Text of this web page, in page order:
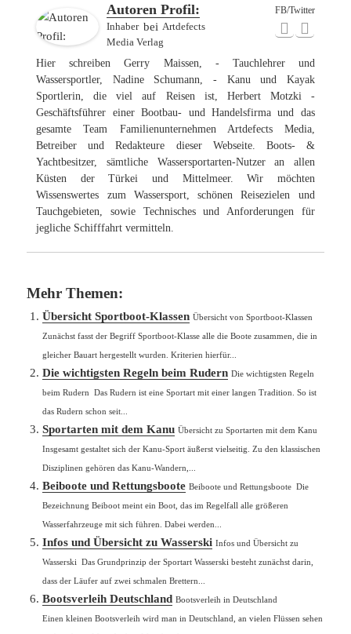
FB/Twitter
Autoren Profil:
Inhaberbei Artdefects
Media Verlag
Hier schreiben Gerry Maissen, - Tauchlehrer und
Wassersportler, Nadine Schumann, - Kanu und Kayak
Sportlerin, die viel auf Reisen ist, Herbert Motzki -
Geschäftsführer einer Bootbau- und Handelsfirma und das
gesamte Team Familienunternehmen Artdefects Media,
Betreiber und Redakteure dieser Webseite. Boots- &
Yachtbesitzer, sämtliche Wassersportarten-Nutzer an allen
Küsten der Türkei und Mittelmeer. Wir möchten
Wissenswertes zum Wassersport, schönen Reisezielen und
Tauchgebieten, sowie Technisches und Anforderungen für
jegliche Schifffahrt vermitteln.
Mehr Themen:
Übersicht Sportboot-Klassen Übersicht von Sportboot-Klassen
Zunächst fasst der Begriff Sportboot-Klasse alle die Boote zusammen, die in
gleicher Bauart hergestellt wurden. Kriterien hierfür...
Die wichtigsten Regeln beim Rudern Die wichtigsten Regeln
beim Rudern Das Rudern ist eine Sportart mit einer langen Tradition. So ist
das Rudern schon seit...
Sportarten mit dem Kanu Übersicht zu Sportarten mit dem Kanu
Insgesamt gestaltet sich der Kanu-Sport äußerst vielseitig. Zu den klassischen
Disziplinen gehören das Kanu-Wandern,...
Beiboote und Rettungsboote Beiboote und Rettungsboote Die
Bezeichnung Beiboot meint ein Boot, das im Regelfall alle größeren
Wasserfahrzeuge mit sich führen. Dabei werden...
Infos und Übersicht zu Wasserski Infos und Übersicht zu
Wasserski Das Grundprinzip der Sportart Wasserski besteht zunächst darin,
dass der Läufer auf zwei schmalen Brettern...
Bootsverleih Deutschland Bootsverleih in Deutschland
Einen kleinen Bootsverleih wird man in Deutschland, an vielen Flüssen sehen